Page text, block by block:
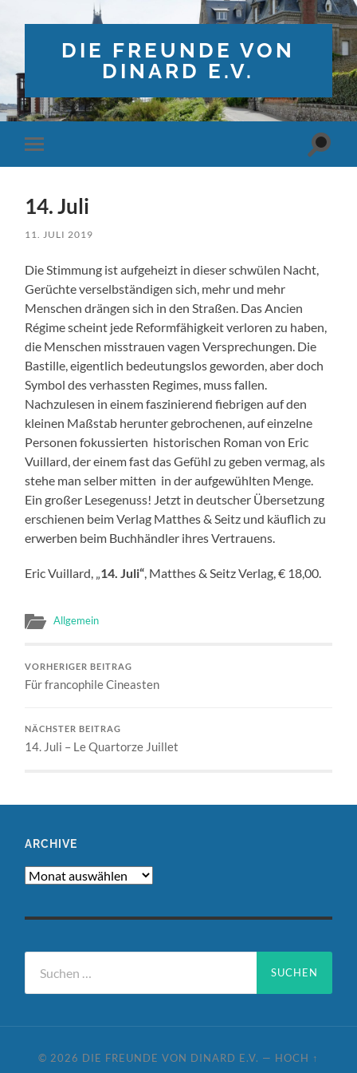
DIE FREUNDE VON
DINARD E.V.
Mobile-
Menü
14. Juli
11. JULI 2019
Die Stimmung ist aufgeheizt in dieser schwülen Nacht,
Gerüchte verselbständigen sich, mehr und mehr
Menschen drängen sich in den Straßen. Das Ancien
Régime scheint jede Reformfähigkeit verloren zu haben,
die Menschen misstrauen vagen Versprechungen. Die
Bastille, eigentlich bedeutungslos geworden, aber doch
Symbol des verhassten Regimes, muss fallen.
Nachzulesen in einem faszinierend fiebrigen auf den
kleinen Maßstab herunter gebrochenen, auf einzelne
Personen fokussierten historischen Roman von Eric
Vuillard, der einem fast das Gefühl zu geben vermag, als
stehe man selber mitten in der aufgewühlten Menge.
Ein großer Lesegenuss! Jetzt in deutscher Übersetzung
erschienen beim Verlag Matthes & Seitz und käuflich zu
erwerben beim Buchhändler ihres Vertrauens.
Eric Vuillard, „ 14. Juli“ , Matthes & Seitz Verlag, € 18,00.
Allgemein
VORHERIGER BEITRAG
Für francophile Cineasten
NÄCHSTER BEITRAG
14. Juli – Le Quartorze Juillet
ARCHIVE
Archive
nach:
© 2026 DIE FREUNDE VON DINARD E.V. — HOCH ↑